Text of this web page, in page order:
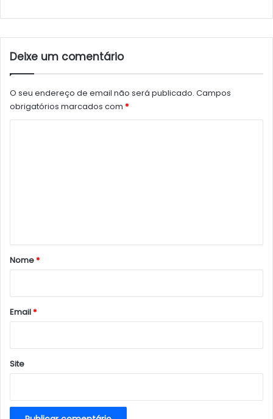
Deixe um comentário
O seu endereço de email não será publicado. Campos
obrigatórios marcados com *
r
*
Nome*
Email*
Site